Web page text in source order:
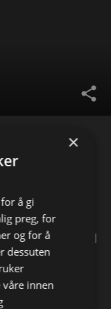
share
politiet, får vite
brekk. For å
sine kriminell
×
å gi
preg, for
og for å
dessuten
innen